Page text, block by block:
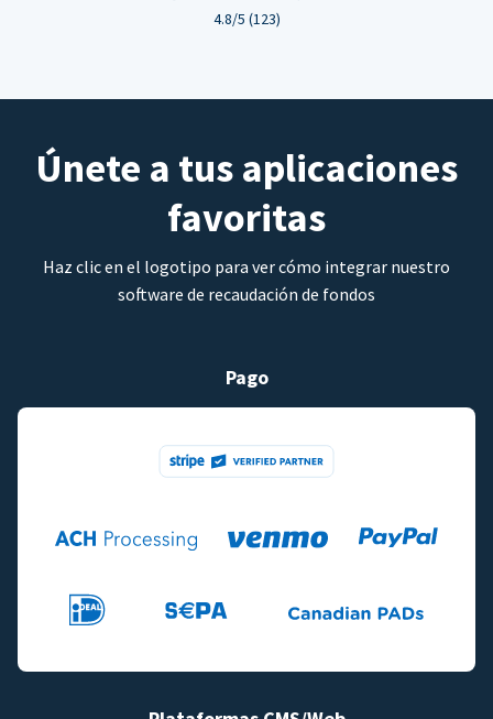
4.8/5 (123)
Únete a tus aplicaciones
favoritas
Haz clic en el logotipo para ver cómo integrar nuestro
software de recaudación de fondos
Pago